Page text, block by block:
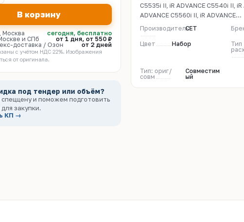
В корзину
Москва
сегодня, бесплатно
и СПб
от 1 дня, от 550 ₽
доставка / Озон
от 2 дней
с учётом НДС 22%. Изображения
от оригинала.
под тендер или объём?
и поможем подготовить
закупки.
КП →
C5535i II, iR ADVANCE C5540i II, iR
ADVANCE C5560i II, iR ADVANCE...
ПроизводительCET
Цвет Набор
Тип
Тип: ориг/
совм
Совместим
ый